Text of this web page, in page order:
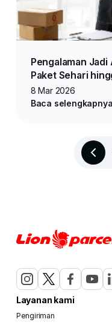
Pengalaman
Paket Sehari
8 Mar 2026
Baca
Layanan kami
Pengiriman